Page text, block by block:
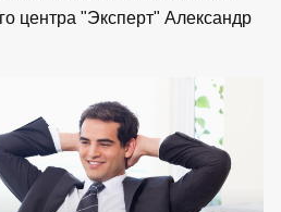
центра "Эксперт" Александр